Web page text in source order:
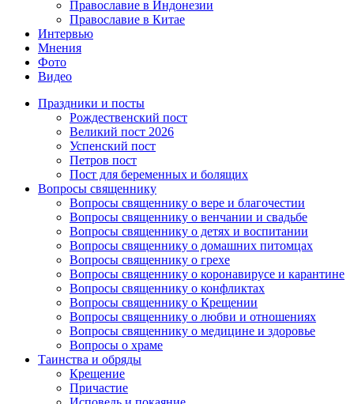
Православие в Индонезии
Православие в Китае
Интервью
Мнения
Фото
Видео
Праздники и посты
Рождественский пост
Великий пост 2026
Успенский пост
Петров пост
Пост для беременных и болящих
Вопросы священнику
Вопросы священнику о вере и благочестии
Вопросы священнику о венчании и свадьбе
Вопросы священнику о детях и воспитании
Вопросы священнику о домашних питомцах
Вопросы священнику о грехе
Вопросы священнику о коронавирусе и карантине
Вопросы священнику о конфликтах
Вопросы священнику о Крещении
Вопросы священнику о любви и отношениях
Вопросы священнику о медицине и здоровье
Вопросы о храме
Таинства и обряды
Крещение
Причастие